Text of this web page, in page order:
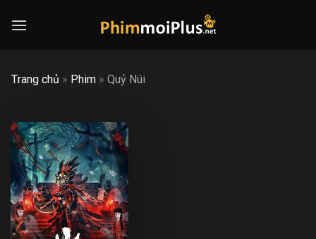
Trang chủ » Phim » Quỷ Núi